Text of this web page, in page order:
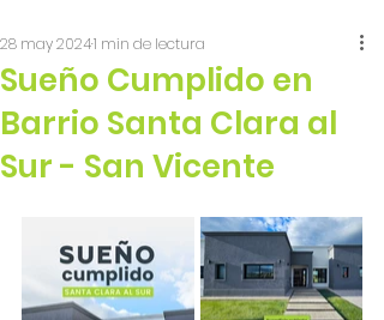
Sueño Cumplido en
Barrio Santa Clara al
Sur - San Vicente
28 may 20241 min de lectura